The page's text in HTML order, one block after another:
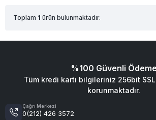
Toplam 1 ürün bulunmaktadır.
%100 Güvenli Ödeme
Tüm kredi kartı bilgileriniz 256bit
korunmaktadır.
Çağrı Merkezi
0(212) 426 3572